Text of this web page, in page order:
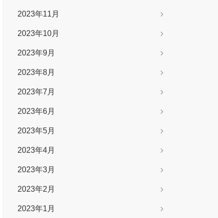
2023年11月
2023年10月
2023年9月
2023年8月
2023年7月
2023年6月
2023年5月
2023年4月
2023年3月
2023年2月
2023年1月